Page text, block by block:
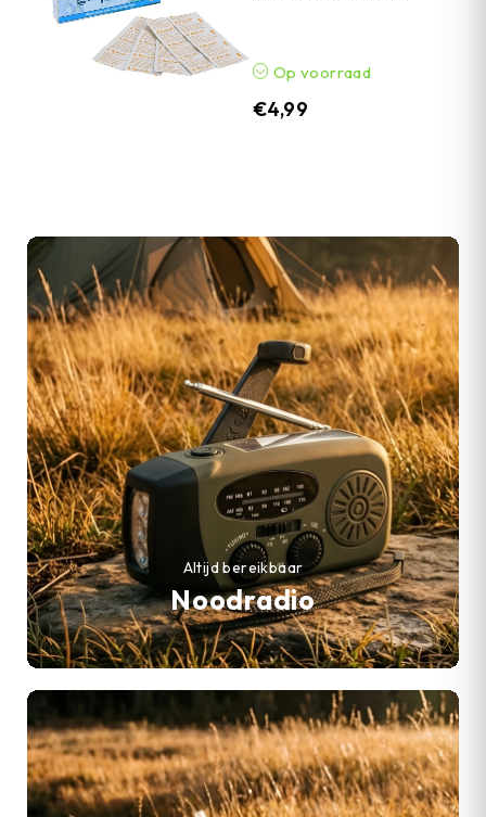
Op voorraad
€4,99
Noodradio
Altijd bereikbaar